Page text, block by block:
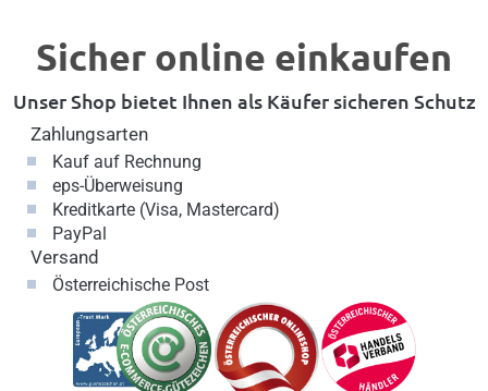
Sicher online einkaufen
Unser Shop bietet Ihnen als Käufer sicheren Schutz
Zahlungsarten
Kauf auf Rechnung
eps-Überweisung
Kreditkarte (Visa, Mastercard)
PayPal
Versand
Österreichische Post